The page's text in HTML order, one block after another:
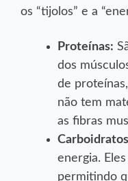
os “tijolos” e a
Proteínas:
dos
de
não tem
as fibras
energia.
permitindo